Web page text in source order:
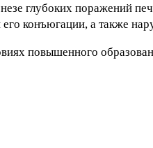
глубоких поражений
конъюгации, а также
повышенного